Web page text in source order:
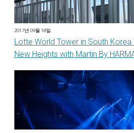
2017년 09월 18일
Lotte World Tower in South
New Heights with Martin By